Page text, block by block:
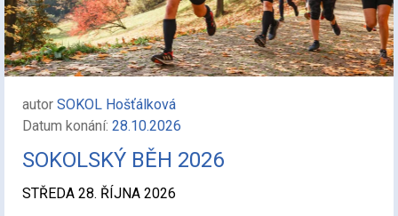
autor SOKOL Hošťálková
Datum konání: 28.10.2026
SOKOLSKÝ BĚH 2026
STŘEDA 28. ŘÍJNA 2026